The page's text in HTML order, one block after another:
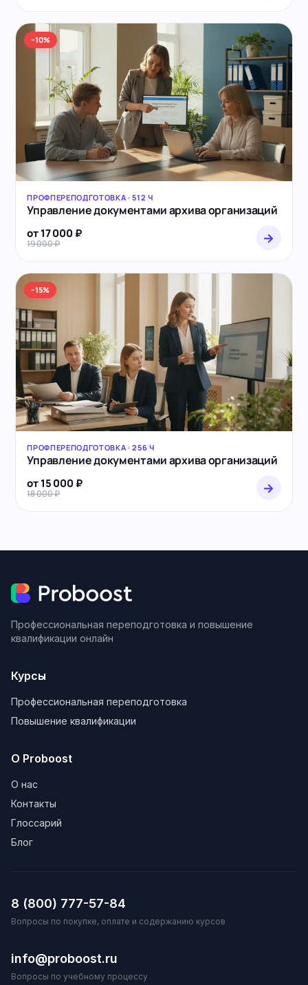
−10%
ПРОФПЕРЕПОДГОТОВКА · 512 Ч
Управление документами архива организаций
от 17 000 ₽
19 000 ₽ →
−15%
ПРОФПЕРЕПОДГОТОВКА · 256 Ч
Управление документами архива организаций
от 15 000 ₽
18 000 ₽ →
Профессиональная переподготовка и повышение
квалификации онлайн
Курсы
Профессиональная переподготовка
Повышение квалификации
О Proboost
О нас
Контакты
Глоссарий
Блог
8 (800) 777-57-84
Вопросы по покупке, оплате и содержанию курсов
info@proboost.ru
Вопросы по учебному процессу